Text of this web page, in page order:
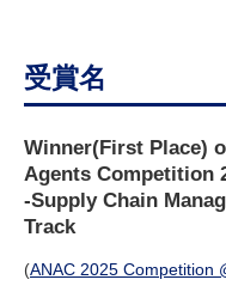
受賞名
Winner(First Place)
Agents Competition
-Supply Chain
Track
(ANAC 2025 Competition